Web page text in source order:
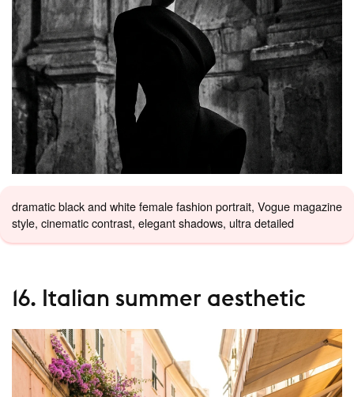
dramatic black and white female fashion portrait, Vogue magazine
style, cinematic contrast, elegant shadows, ultra detailed
16. Italian summer aesthetic